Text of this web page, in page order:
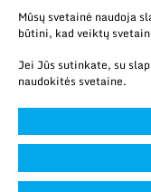
© 2026
technologijos
Mūsų svetainė naudoja
būtini, kad veiktų
Jei Jūs sutinkate, su
naudokitės svetaine.